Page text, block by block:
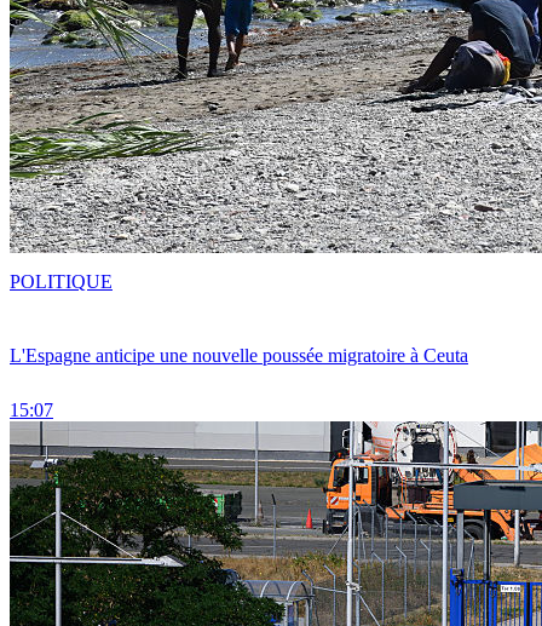
L'Espagne anticipe une nouvelle poussée migratoire à Ceuta
15:07
POLITIQUE